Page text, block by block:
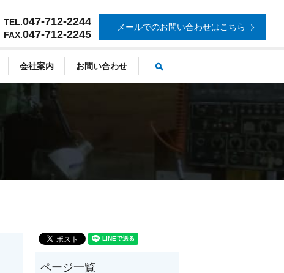
TEL.047-712-2244
FAX.047-712-2245
メールでのお問い合わせはこちら
会社案内 お問い合わせ search